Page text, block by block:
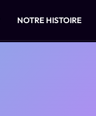
NOTRE HISTOIRE